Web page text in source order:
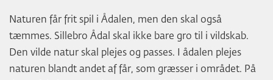
Naturen får frit spil i Ådalen, men den skal også
tæmmes. Sillebro Ådal skal ikke bare gro til i vildskab.
Den vilde natur skal plejes og passes. I ådalen plejes
naturen blandt andet af får, som græsser i området. På